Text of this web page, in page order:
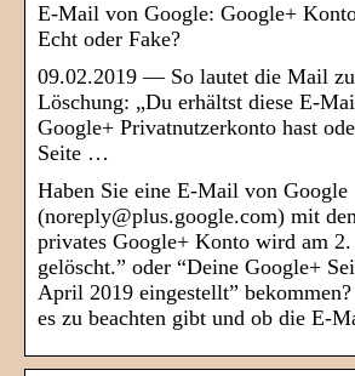
E-Mail von Google: Google+
Echt oder Fake?
09.02.2019 — So lautet die Mail
Löschung: „Du erhältst diese E-
Google+ Privatnutzerkonto hast
Seite …
Haben Sie eine E-Mail von Google
(noreply@plus.google.com) mit
privates Google+ Konto wird am
gelöscht.” oder “Deine Google+
April 2019 eingestellt”
es zu beachten gibt und ob die E-